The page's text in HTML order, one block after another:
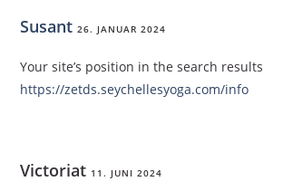
Susant 26. JANUAR 2024
Your site’s position in the search results
https://zetds.seychellesyoga.com/info
Victoriat 11. JUNI 2024